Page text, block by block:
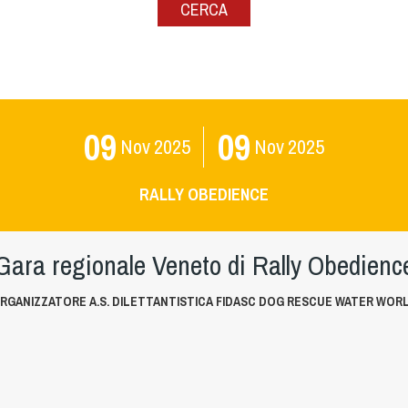
CERCA
09 Nov2025 09 Nov2025
RALLY OBEDIENCE
regionale Veneto di Rally
A.S. DILETTANTISTICA FIDASC DOG RESCUE WATER